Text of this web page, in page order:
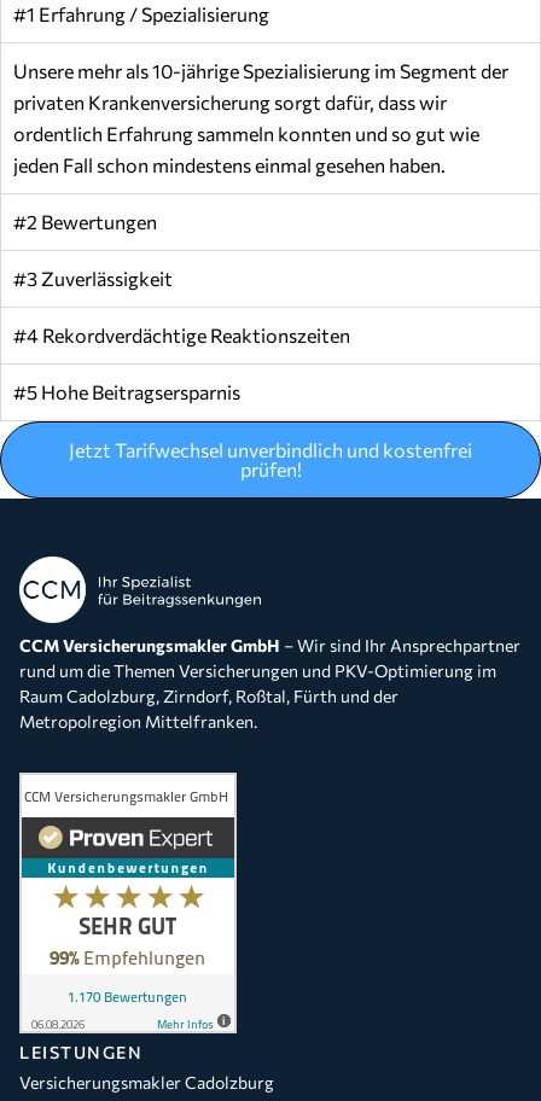
#1 Erfahrung / Spezialisierung
Unsere mehr als 10-jährige Spezialisierung im Segment der
privaten Krankenversicherung sorgt dafür, dass wir
ordentlich Erfahrung sammeln konnten und so gut wie
jeden Fall schon mindestens einmal gesehen haben.
#2 Bewertungen
#3 Zuverlässigkeit
#4 Rekordverdächtige Reaktionszeiten
#5 Hohe Beitragsersparnis
Jetzt Tarifwechsel unverbindlich und kostenfrei
prüfen!
CCM Versicherungsmakler GmbH – Wir sind Ihr Ansprechpartner
rund um die Themen Versicherungen und PKV-Optimierung im
Raum Cadolzburg, Zirndorf, Roßtal, Fürth und der
Metropolregion Mittelfranken.
LEISTUNGEN
Versicherungsmakler Cadolzburg